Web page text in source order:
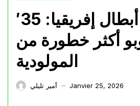
دوري أبطال إفريقيا: 35′
أكثر خطورة من
المولودية
أمير تليلي — Janvier 25, 2026